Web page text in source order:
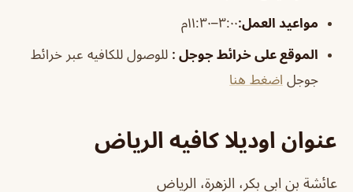
مواعيد العمل:٣:٠٠–١١:٣٠م
الموقع على خرائط جوجل : للوصول للكافيه عبر خرائط
جوجل اضغط هنا
عنوان اوديلا كافيه الرياض
عائشة بن ابي بكر، الزهرة، الرياض